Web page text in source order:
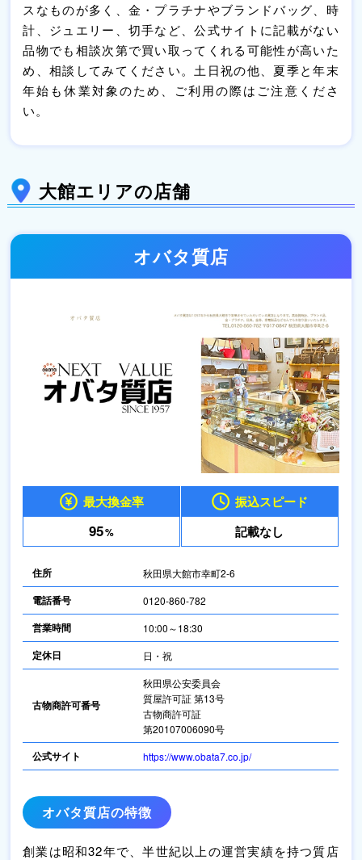
スなものが多く、金・プラチナやブランドバッグ、時
計、ジュエリー、切手など、公式サイトに記載がない
品物でも相談次第で買い取ってくれる可能性が高いた
め、相談してみてください。土日祝の他、夏季と年末
年始も休業対象のため、ご利用の際はご注意くださ
い。
大館エリアの店舗
オバタ質店
最大換金率
95%
振込スピード
記載なし
住所 秋田県大館市幸町2-6
電話番号 0120-860-782
営業時間 10:00～18:30
定休日 日・祝
古物商許可番号
秋田県公安委員会
質屋許可証 第13号
古物商許可証
第20107006090号
公式サイト https://www.obata7.co.jp/
オバタ質店の特徴
創業は昭和32年で、半世紀以上の運営実績を持つ質店